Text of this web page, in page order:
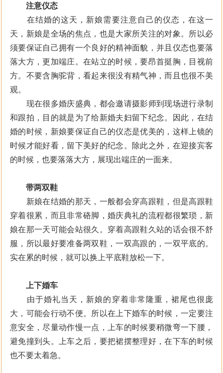
注意仪态
在结婚的这天，新娘需要注意自己的仪态，在这一
天，新娘是全场的焦点，也是大家所关注的对象。所以必
须要保证自己拥有一个良好的精神面貌，并且仪态也要落
落大方，更加端庄。在站立的时候，要昂首挺胸，目视前
方。不要含胸驼背，看起来很没有精气神，而且也很不美
观。
现在很多婚庆盛典，都会邀请摄影师到现场进行录制
和跟拍，目的就是为了给新婚夫妇留下纪念。因此，在结
婚的时候，新娘要保证自己的仪态是优美的，这样上镜的
时候才能好看，留下美好的纪念。除此之外，在迎接宾客
的时候，也要落落大方，展现出端庄的一面来。
带两双鞋
新娘在结婚的那天，一般都会穿高跟鞋，但是高跟鞋
穿着很累，而且非常硌脚，婚庆典礼的流程都很繁琐，新
娘在那一天可能会站很久。穿着高跟鞋久站的话会很不舒
服，所以最好要准备两双鞋，一双高跟的，一双平底的。
实在累的时候，就可以换上平底鞋放松一下。
上下婚车
由于婚礼当天，新娘的穿着非常隆重，裙尾也很庞
大，可能会行动不便。所以在上下婚车的时候，一定要注
意安全，尽量动作慢一点，上车的时候要稍微弯一下腰，
避免撞到头。上车之后，要把裙摆整理好，在下车的时候
也不要太着急。